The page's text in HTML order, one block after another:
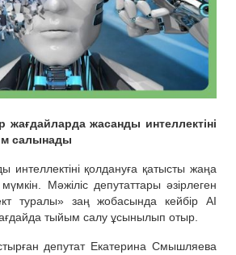
жағдайларда жасанды интеллектіні
салынады
интеллектіні қолдануға қатысты жаңа
мүмкін. Мәжіліс депутаттары әзірлеген
туралы» заң жобасында кейбір AI
тыйым салу ұсынылып отыр.
депутат Екатерина Смышляева